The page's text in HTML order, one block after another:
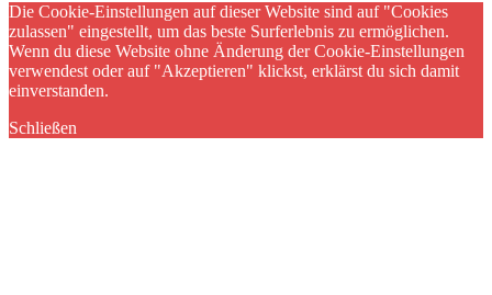
Die Cookie-Einstellungen auf dieser Website sind auf "Cookies
zulassen" eingestellt, um das beste Surferlebnis zu ermöglichen.
Wenn du diese Website ohne Änderung der Cookie-Einstellungen
verwendest oder auf "Akzeptieren" klickst, erklärst du sich damit
einverstanden.
Schließen